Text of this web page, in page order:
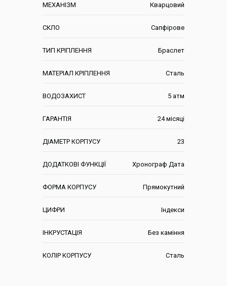
МЕХАНІЗМ Кварцовий
СКЛО Сапфірове
ТИП КРІПЛЕННЯ Браслет
МАТЕРІАЛ КРІПЛЕННЯ Сталь
ВОДОЗАХИСТ 5 атм
ГАРАНТІЯ 24 місяці
ДІАМЕТР КОРПУСУ 23
ДОДАТКОВІ ФУНКЦІЇ Хронограф Дата
ФОРМА КОРПУСУ Прямокутний
ЦИФРИ Індекси
ІНКРУСТАЦІЯ Без каміння
КОЛІР КОРПУСУ Сталь